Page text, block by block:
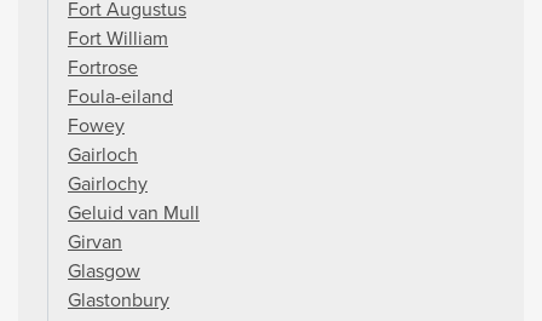
Fort Augustus
Fort William
Fortrose
Foula-eiland
Fowey
Gairloch
Gairlochy
Geluid van Mull
Girvan
Glasgow
Glastonbury